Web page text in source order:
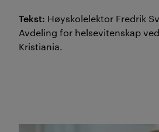
Tekst: Høyskolelektor Fredrik
Avdeling for helsevitenskap
Kristiania.